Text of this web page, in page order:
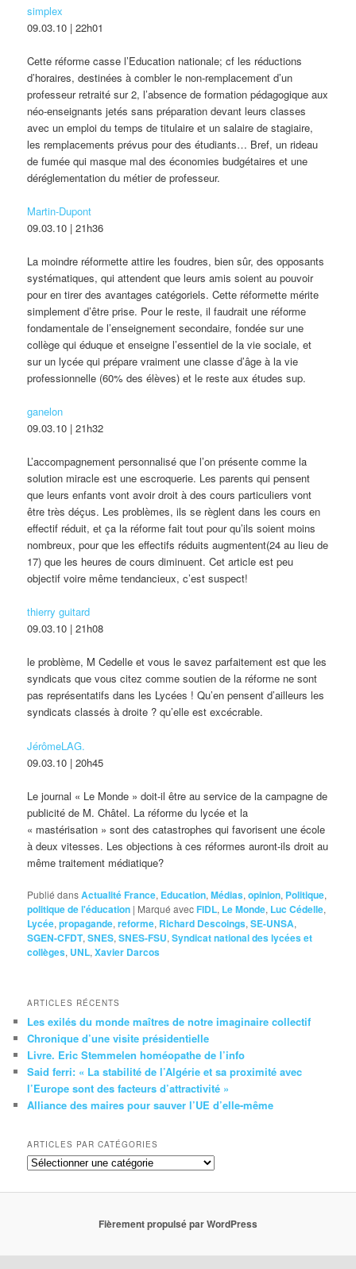
simplex
09.03.10 | 22h01
Cette réforme casse l’Education nationale; cf les réductions
d’horaires, destinées à combler le non-remplacement d’un
professeur retraité sur 2, l’absence de formation pédagogique aux
néo-enseignants jetés sans préparation devant leurs classes
avec un emploi du temps de titulaire et un salaire de stagiaire,
les remplacements prévus pour des étudiants… Bref, un rideau
de fumée qui masque mal des économies budgétaires et une
déréglementation du métier de professeur.
Martin-Dupont
09.03.10 | 21h36
La moindre réformette attire les foudres, bien sûr, des opposants
systématiques, qui attendent que leurs amis soient au pouvoir
pour en tirer des avantages catégoriels. Cette réformette mérite
simplement d’être prise. Pour le reste, il faudrait une réforme
fondamentale de l’enseignement secondaire, fondée sur une
collège qui éduque et enseigne l’essentiel de la vie sociale, et
sur un lycée qui prépare vraiment une classe d’âge à la vie
professionnelle (60% des élèves) et le reste aux études sup.
ganelon
09.03.10 | 21h32
L’accompagnement personnalisé que l’on présente comme la
solution miracle est une escroquerie. Les parents qui pensent
que leurs enfants vont avoir droit à des cours particuliers vont
être très déçus. Les problèmes, ils se règlent dans les cours en
effectif réduit, et ça la réforme fait tout pour qu’ils soient moins
nombreux, pour que les effectifs réduits augmentent(24 au lieu de
17) que les heures de cours diminuent. Cet article est peu
objectif voire même tendancieux, c’est suspect!
thierry guitard
09.03.10 | 21h08
le problème, M Cedelle et vous le savez parfaitement est que les
syndicats que vous citez comme soutien de la réforme ne sont
pas représentatifs dans les Lycées ! Qu’en pensent d’ailleurs les
syndicats classés à droite ? qu’elle est excécrable.
JérômeLAG.
09.03.10 | 20h45
Le journal « Le Monde » doit-il être au service de la campagne de
publicité de M. Châtel. La réforme du lycée et la
« mastérisation » sont des catastrophes qui favorisent une école
à deux vitesses. Les objections à ces réformes auront-ils droit au
même traitement médiatique?
Publié dansActualité France, Education,Médias,opinion, Politique,
politique de l'éducation | Marqué avecFIDL, Le Monde, Luc Cédelle,
Lycée,propagande,reforme, Richard Descoings,SE-UNSA,
SGEN-CFDT,SNES,SNES-FSU,Syndicat national des lycées et
collèges, UNL,Xavier Darcos
ARTICLES RÉCENTS
Les exilés du monde maîtres de notre imaginaire collectif
Chronique d’une visite présidentielle
Livre. Eric Stemmelen homéopathe de l’info
Said ferri: « La stabilité de l’Algérie et sa proximité avec
l’Europe sont des facteurs d’attractivité »
Alliance des maires pour sauver l’UE d’elle-même
ARTICLES PAR CATÉGORIES
Articles
catégories
Fièrement propulsé par WordPress